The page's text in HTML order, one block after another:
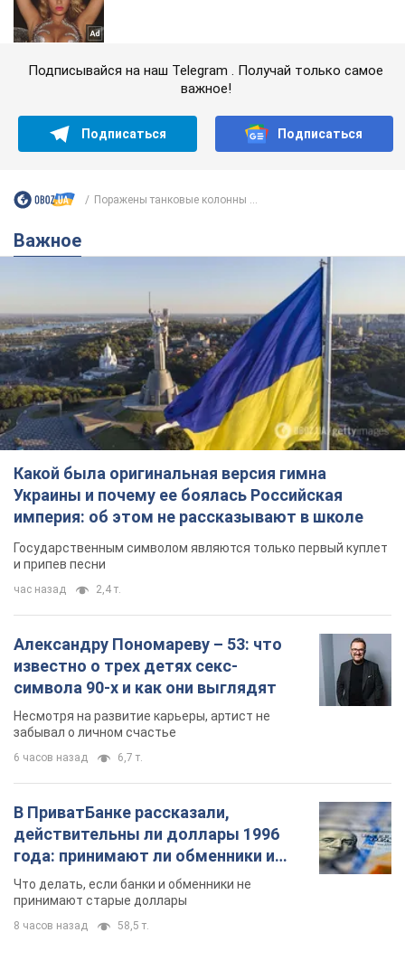
Подписывайся на наш Telegram . Получай только самое
важное!
Подписаться Подписаться
Поражены танковые колонны ...
Важное
Какой была оригинальная версия гимна
Украины и почему ее боялась Российская
империя: об этом не рассказывают в школе
Государственным символом являются только первый куплет
и припев песни
час назад 2,4 т.
Александру Пономареву – 53: что
известно о трех детях секс-
символа 90-х и как они выглядят
Несмотря на развитие карьеры, артист не
забывал о личном счастье
6 часов назад 6,7 т.
В ПриватБанке рассказали,
действительны ли доллары 1996
года: принимают ли обменники и
банки такие купюры
Что делать, если банки и обменники не
принимают старые доллары
8 часов назад 58,5 т.